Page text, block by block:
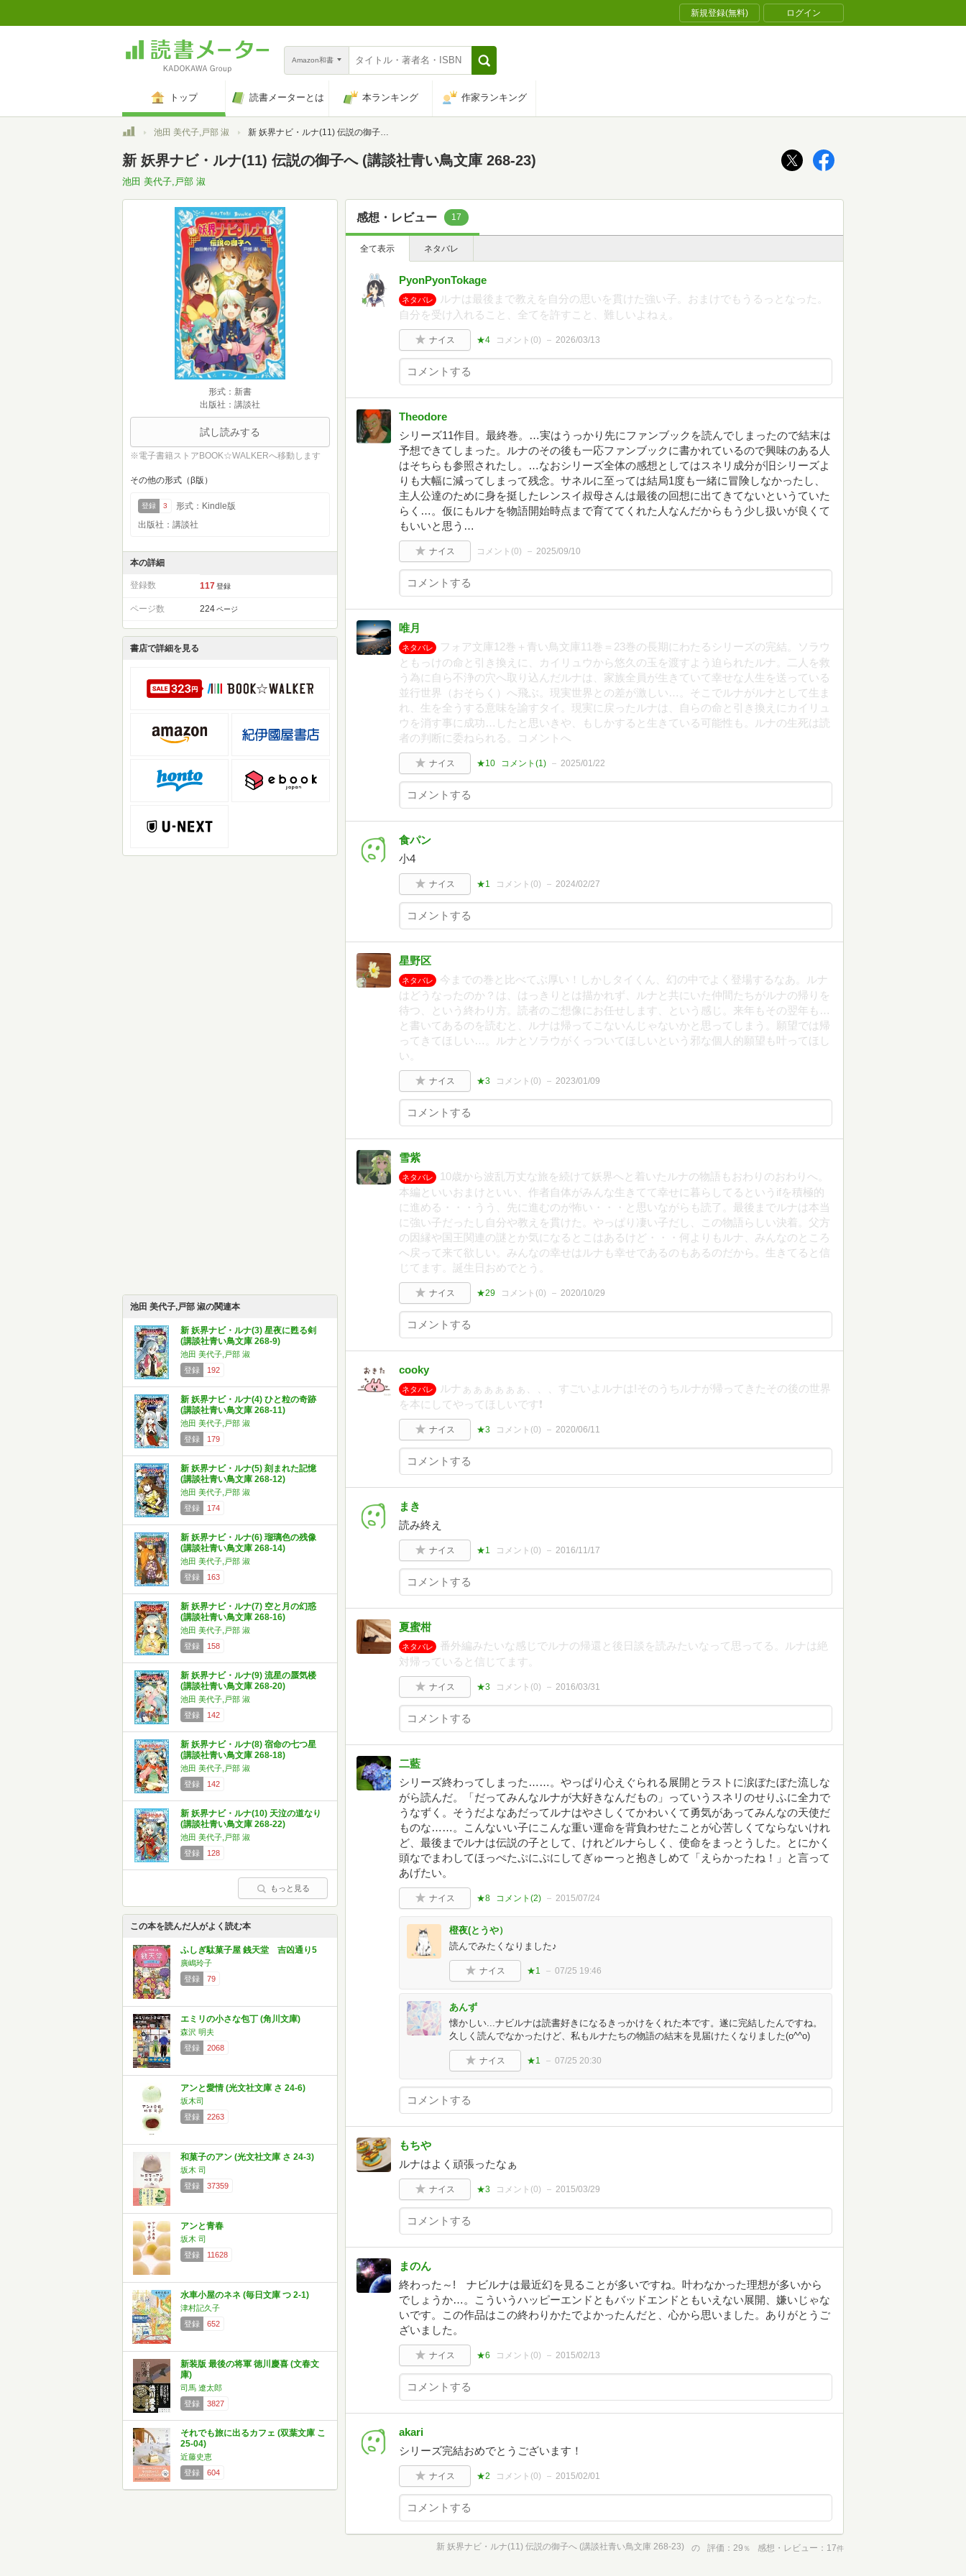
新規登録(無料) ログイン
Amazon和書
トップ 読書メーターとは 本ランキング 作家ランキング
トップ池田 美代子,戸部 淑 新 妖界ナビ・ルナ(11) 伝説の御子へ (講談社青い鳥文庫 268-23)
新 妖界ナビ・ルナ(11) 伝説の御子へ (講談社青い鳥文庫 268-23)
池田 美代子,戸部 淑
形式：新書
出版社：講談社
試し読みする
※電子書籍ストアBOOK☆WALKERへ移動します
その他の形式（β版）
登録 3
形式：Kindle版
出版社：講談社
本の詳細
登録数 117 登録
ページ数 224 ページ
書店で詳細を見る
池田 美代子,戸部 淑の関連本
新 妖界ナビ・ルナ(3) 星夜に甦る剣
(講談社青い鳥文庫 268-9)
池田 美代子,戸部 淑
登録
192
新 妖界ナビ・ルナ(4) ひと粒の奇跡
(講談社青い鳥文庫 268-11)
池田 美代子,戸部 淑
登録
179
新 妖界ナビ・ルナ(5) 刻まれた記憶
(講談社青い鳥文庫 268-12)
池田 美代子,戸部 淑
登録
174
新 妖界ナビ・ルナ(6) 瑠璃色の残像
(講談社青い鳥文庫 268-14)
池田 美代子,戸部 淑
登録
163
新 妖界ナビ・ルナ(7) 空と月の幻惑
(講談社青い鳥文庫 268-16)
池田 美代子,戸部 淑
登録
158
新 妖界ナビ・ルナ(9) 流星の蜃気楼
(講談社青い鳥文庫 268-20)
池田 美代子,戸部 淑
登録
142
新 妖界ナビ・ルナ(8) 宿命の七つ星
(講談社青い鳥文庫 268-18)
池田 美代子,戸部 淑
登録
142
新 妖界ナビ・ルナ(10) 天泣の道なり
(講談社青い鳥文庫 268-22)
池田 美代子,戸部 淑
登録
128
もっと見る
この本を読んだ人がよく読む本
ふしぎ駄菓子屋 銭天堂 吉凶通り5
廣嶋玲子
登録
79
エミリの小さな包丁 (角川文庫)
森沢 明夫
登録
2068
アンと愛情 (光文社文庫 さ 24-6)
坂木司
登録
2263
和菓子のアン (光文社文庫 さ 24-3)
坂木 司
登録
37359
アンと青春
坂木 司
登録
11628
水車小屋のネネ (毎日文庫 つ 2-1)
津村記久子
登録
652
新装版 最後の将軍 徳川慶喜 (文春文
庫)
司馬 遼太郎
登録
3827
それでも旅に出るカフェ (双葉文庫 こ
25-04)
近藤史恵
登録
604
感想・レビュー 17
全て表示 ネタバレ
PyonPyonTokage
ネタバレ
ルナは最後まで教えを自分の思いを貫けた強い子。おまけでもうるっとなった。
自分を受け入れること、全てを許すこと、難しいよねぇ。
ナイス ★4 コメント(0) 2026/03/13
Theodore
シリーズ11作目。最終巻。…実はうっかり先にファンブックを読んでしまったので結末は
予想できてしまった。ルナのその後も一応ファンブックに書かれているので興味のある人
はそちらも参照されたし。…なおシリーズ全体の感想としてはスネリ成分が旧シリーズよ
りも大幅に減ってしまって残念。サネルに至っては結局1度も一緒に冒険しなかったし、
主人公達のために身を挺したレンスイ叔母さんは最後の回想に出てきてないというていた
らく…。仮にもルナを物語開始時点まで育ててくれた人なんだからもう少し扱いが良くて
もいいと思う…
ナイス コメント(0) 2025/09/10
唯月
ネタバレ
フォア文庫12巻＋青い鳥文庫11巻＝23巻の長期にわたるシリーズの完結。ソラウ
ともっけの命と引き換えに、カイリュウから悠久の玉を渡すよう迫られたルナ。二人を救
う為に自ら不浄の穴へ取り込んだルナは、家族全員が生きていて幸せな人生を送っている
並行世界（おそらく）へ飛ぶ。現実世界との差が激しい…。そこでルナがルナとして生ま
れ、生を全うする意味を諭すタイ。現実に戻ったルナは、自らの命と引き換えにカイリュ
ウを消す事に成功…したと思いきや、もしかすると生きている可能性も。ルナの生死は読
者の判断に委ねられる。コメントへ
ナイス ★10 コメント(1) 2025/01/22
食パン
小4
ナイス ★1 コメント(0) 2024/02/27
星野区
ネタバレ
今までの巻と比べてぶ厚い！しかしタイくん、幻の中でよく登場するなあ。ルナ
はどうなったのか？は、はっきりとは描かれず、ルナと共にいた仲間たちがルナの帰りを
待つ、という終わり方。読者のご想像にお任せします、という感じ。来年もその翌年も…
と書いてあるのを読むと、ルナは帰ってこないんじゃないかと思ってしまう。願望では帰
ってきてほしい…。ルナとソラウがくっついてほしいという邪な個人的願望も叶ってほし
い。
ナイス ★3 コメント(0) 2023/01/09
雪紫
ネタバレ
10歳から波乱万丈な旅を続けて妖界へと着いたルナの物語もおわりのおわりへ。
本編といいおまけといい、作者自体がみんな生きてて幸せに暮らしてるというifを積極的
に進める・・・うう、先に進むのが怖い・・・と思いながらも読了。最後までルナは本当
に強い子だったし自分や教えを貫けた。やっぱり凄い子だし、この物語らしい決着。父方
の因縁や国王関連の謎とか気になるとこはあるけど・・・何よりもルナ、みんなのところ
へ戻って来て欲しい。みんなの幸せはルナも幸せであるのもあるのだから。生きてると信
じてます。誕生日おめでとう。
ナイス ★29 コメント(0) 2020/10/29
cooky
ネタバレ
ルナぁぁぁぁぁぁ、、、すごいよルナは!そのうちルナが帰ってきたその後の世界
を本にしてやってほしいです❗️
ナイス ★3 コメント(0) 2020/06/11
まき
読み終え
ナイス ★1 コメント(0) 2016/11/17
夏蜜柑
ネタバレ
番外編みたいな感じでルナの帰還と後日談を読みたいなって思ってる。ルナは絶
対帰っていると信じてます。
ナイス ★3 コメント(0) 2016/03/31
二藍
シリーズ終わってしまった……。やっぱり心えぐられる展開とラストに涙ぼたぼた流しな
がら読んだ。「だってみんなルナが大好きなんだもの」っていうスネリのせりふに全力で
うなずく。そうだよなあだってルナはやさしくてかわいくて勇気があってみんなの天使だ
ものな……。こんないい子にこんな重い運命を背負わせたことが心苦しくてならないけれ
ど、最後までルナは伝説の子として、けれどルナらしく、使命をまっとうした。とにかく
頭なでまわしてほっぺたぷにぷにしてぎゅーっと抱きしめて「えらかったね！」と言って
あげたい。
ナイス ★8 コメント(2) 2015/07/24
橙夜(とうや）
読んでみたくなりました♪
ナイス ★1 07/25 19:46
あんず
懐かしい...ナビルナは読書好きになるきっかけをくれた本です。遂に完結したんですね。
久しく読んでなかったけど、私もルナたちの物語の結末を見届けたくなりました(o^^o)
ナイス ★1 07/25 20:30
もちや
ルナはよく頑張ったなぁ
ナイス ★3 コメント(0) 2015/03/29
まのん
終わった～! ナビルナは最近幻を見ることが多いですね。叶わなかった理想が多いから
でしょうか…。こういうハッピーエンドともバッドエンドともいえない展開、嫌いじゃな
いです。この作品はこの終わりかたでよかったんだと、心から思いました。ありがとうご
ざいました。
ナイス ★6 コメント(0) 2015/02/13
akari
シリーズ完結おめでとうございます！
ナイス ★2 コメント(0) 2015/02/01
新 妖界ナビ・ルナ(11) 伝説の御子へ (講談社青い鳥文庫 268-23) の 評価 29 ％ 感想・レビュー 17件